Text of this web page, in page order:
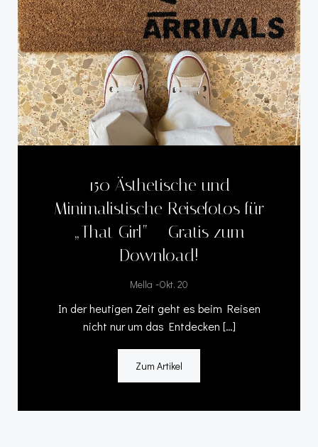
150 Ästhetische und
Minimalistische Reisefotos für
„That Girl“ – Gratis zum
Download!
Mella -Okt. 20
In der heutigen Zeit geht es beim Reisen
nicht nur um das Entdecken […]
Zum Artikel